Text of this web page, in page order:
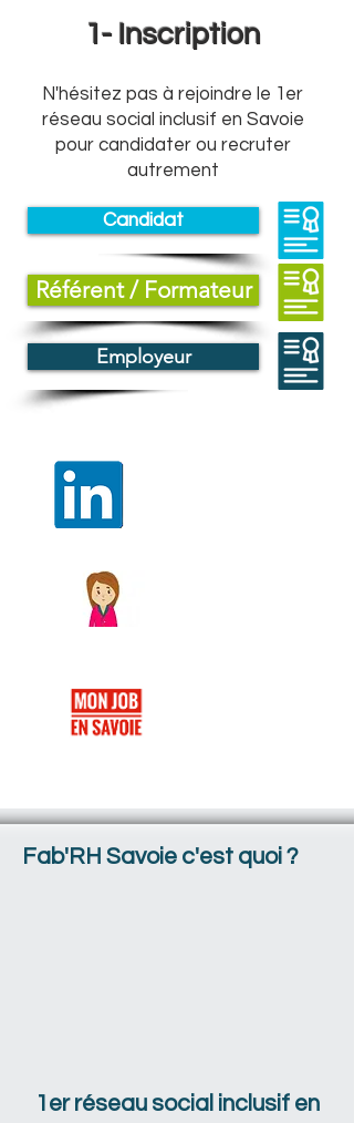
1- Inscription
N'hésitez pas à rejoindre le 1er
réseau social inclusif en Savoie
pour candidater ou recruter
autrement
Candidat
Référent / Formateur
Employeur
Fab'RH Savoie c'est quoi ?
1er réseau social inclusif en